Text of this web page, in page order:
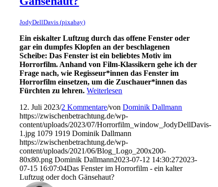
JodyDellDavis (pixabay)
Ein eiskalter Luftzug durch das offene Fenster oder
gar ein dumpfes Klopfen an der beschlagenen
Scheibe: Das Fenster ist ein beliebtes Motiv im
Horrorfilm. Anhand von Film-Klassikern gehe ich der
Frage nach, wie Regisseur*innen das Fenster im
Horrorfilm einsetzen, um die Zuschauer*innen das
Fürchten zu lehren. Weiterlesen
12. Juli 2023/2 Kommentare/vonDominik Dallmann
https://zwischenbetrachtung.de/wp-
content/uploads/2023/07/Horrorfilm_window_JodyDellDavis-
1.jpg 1079 1919 Dominik Dallmann
https://zwischenbetrachtung.de/wp-
content/uploads/2021/06/Blog_Logo_200x200-
80x80.png Dominik Dallmann2023-07-12 14:30:272023-
07-15 16:07:04Das Fenster im Horrorfilm - ein kalter
Luftzug oder doch Gänsehaut?